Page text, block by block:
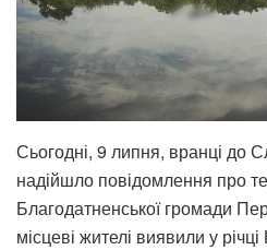
Сьогодні, 9 липня, вранці до
надійшло повідомлення про
Благодатненської громади
місцеві жителі виявили у